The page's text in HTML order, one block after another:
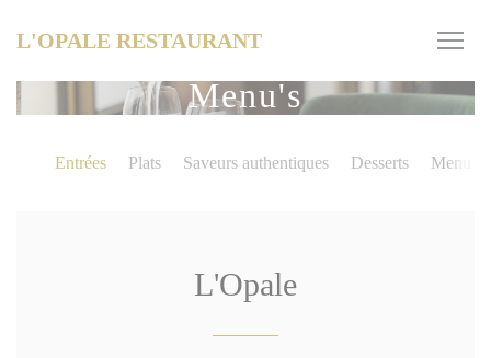
L'OPALE RESTAURANT
Menu's
Entrées Plats Saveurs authentiques Desserts Menu
L'Opale